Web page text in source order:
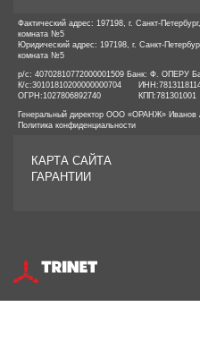
Фактический адрес: 197198, г. Санкт-
комната №5
Юридический адрес: 197198, г. Санкт-
комната №5
р/с: 40702810772000001509 Банк: Ф. ОПЕРУ
К/с:30101810200000000704 ИНН:
ОГРН:1027806892740 КПП:781301001
Генеральный директор ООО «ОРАНЖ» Иванов
Политика конфиденциальности
КАРТА САЙТА
ГАРАНТИИ